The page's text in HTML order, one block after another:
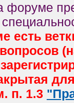
форуме
есть
п. 1.3